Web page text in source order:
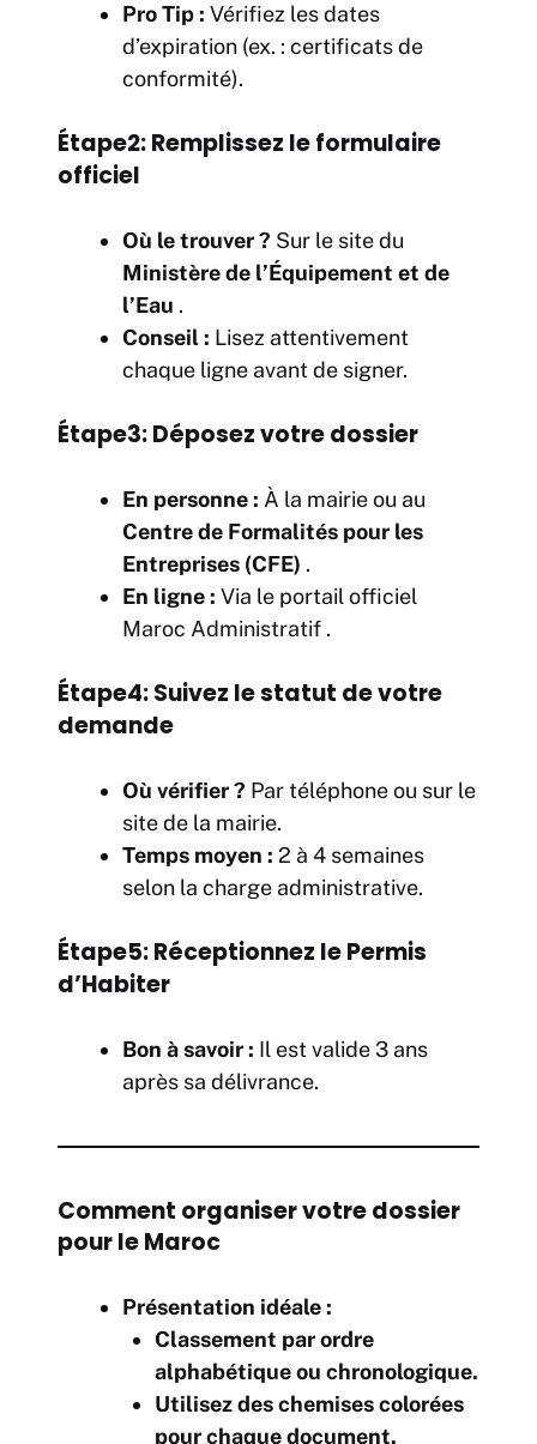
Pro Tip : Vérifiez les dates
d’expiration (ex. : certificats de
conformité).
Étape2: Remplissez le formulaire
officiel
Où le trouver ? Sur le site du
Ministère de l’Équipement et de
l’Eau .
Conseil : Lisez attentivement
chaque ligne avant de signer.
Étape3: Déposez votre dossier
En personne : À la mairie ou au
Centre de Formalités pour les
Entreprises (CFE) .
En ligne : Via le portail officiel
Maroc Administratif .
Étape4: Suivez le statut de votre
demande
Où vérifier ? Par téléphone ou sur le
site de la mairie.
Temps moyen : 2 à 4 semaines
selon la charge administrative.
Étape5: Réceptionnez le Permis
d’Habiter
Bon à savoir : Il est valide 3 ans
après sa délivrance.
Comment organiser votre dossier
pour le Maroc
Présentation idéale :
Classement par ordre
alphabétique ou chronologique.
Utilisez des chemises colorées
pour chaque document.